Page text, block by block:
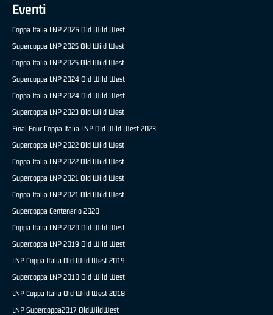
Eventi
Coppa Italia LNP 2026 Old Wild West
Supercoppa LNP 2025 Old Wild West
Coppa Italia LNP 2025 Old Wild West
Supercoppa LNP 2024 Old Wild West
Coppa Italia LNP 2024 Old Wild West
Supercoppa LNP 2023 Old Wild West
Final Four Coppa Italia LNP Old Wild West 2023
Supercoppa LNP 2022 Old Wild West
Coppa Italia LNP 2022 Old Wild West
Supercoppa LNP 2021 Old Wild West
Coppa Italia LNP 2021 Old Wild West
Supercoppa Centenario 2020
Coppa Italia LNP 2020 Old Wild West
Supercoppa LNP 2019 Old Wild West
LNP Coppa Italia Old Wild West 2019
Supercoppa LNP 2018 Old Wild West
LNP Coppa Italia Old Wild West 2018
LNP Supercoppa2017 OldWildWest